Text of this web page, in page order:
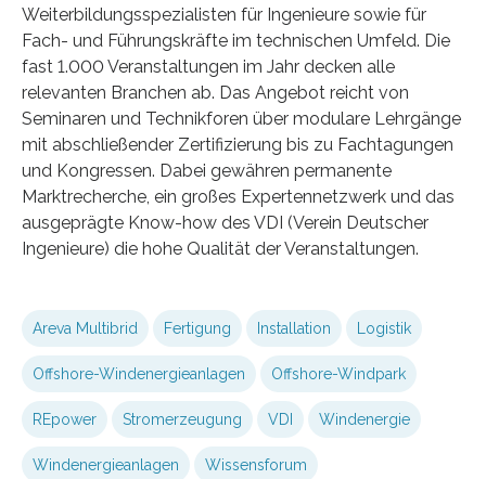
Weiterbildungsspezialisten für Ingenieure sowie für
Fach- und Führungskräfte im technischen Umfeld. Die
fast 1.000 Veranstaltungen im Jahr decken alle
relevanten Branchen ab. Das Angebot reicht von
Seminaren und Technikforen über modulare Lehrgänge
mit abschließender Zertifizierung bis zu Fachtagungen
und Kongressen. Dabei gewähren permanente
Marktrecherche, ein großes Expertennetzwerk und das
ausgeprägte Know-how des VDI (Verein Deutscher
Ingenieure) die hohe Qualität der Veranstaltungen.
Areva Multibrid Fertigung Installation Logistik
Offshore-Windenergieanlagen Offshore-Windpark
REpower Stromerzeugung VDI Windenergie
Windenergieanlagen Wissensforum